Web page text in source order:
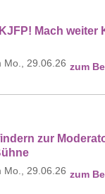
Mach weiter
Mo., 29.06.26 zum
zur
Mo., 29.06.26 zum